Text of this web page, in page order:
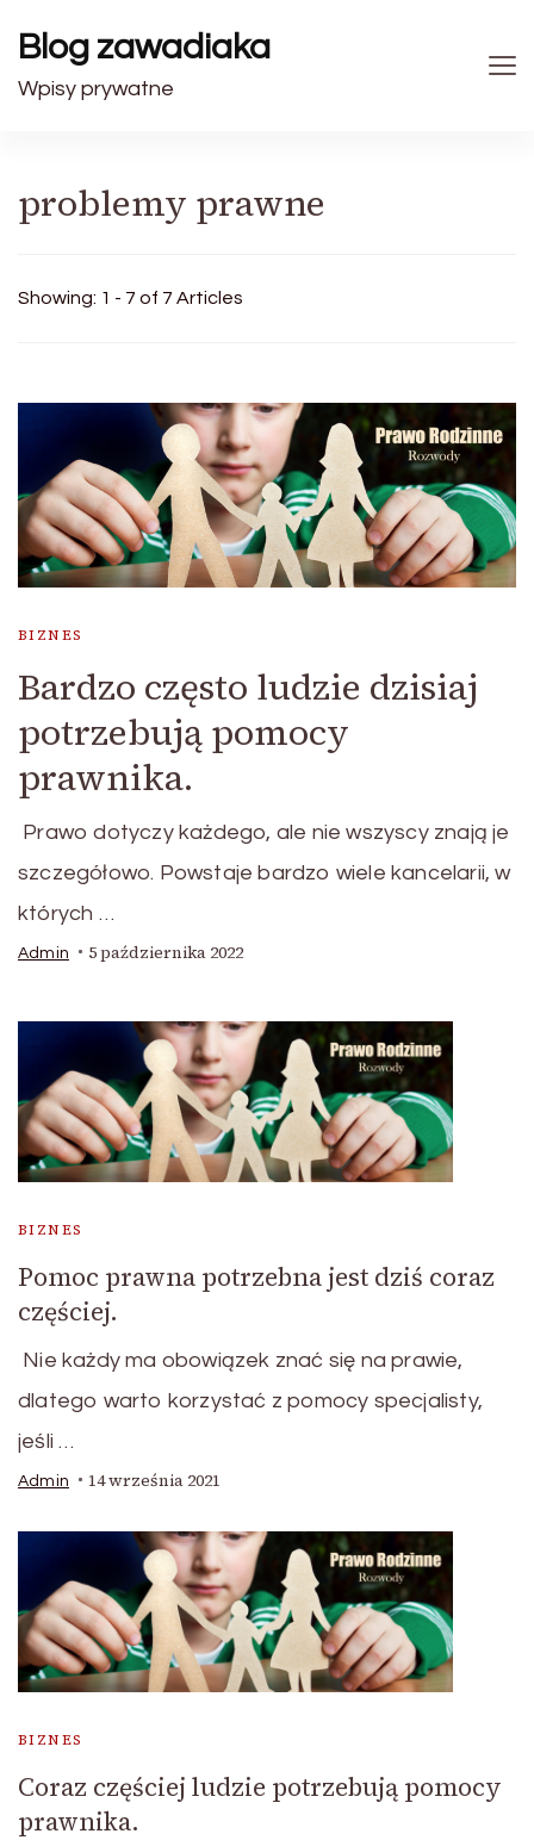
Blog zawadiaka
Wpisy prywatne
problemy prawne
Showing: 1 - 7 of 7 Articles
BIZNES
Bardzo często ludzie dzisiaj
potrzebują pomocy
prawnika.
Prawo dotyczy każdego, ale nie wszyscy znają je
szczegółowo. Powstaje bardzo wiele kancelarii, w
których …
Admin 5 października 2022
BIZNES
Pomoc prawna potrzebna jest dziś coraz
częściej.
Nie każdy ma obowiązek znać się na prawie,
dlatego warto korzystać z pomocy specjalisty,
jeśli …
Admin 14 września 2021
BIZNES
Coraz częściej ludzie potrzebują pomocy
prawnika.